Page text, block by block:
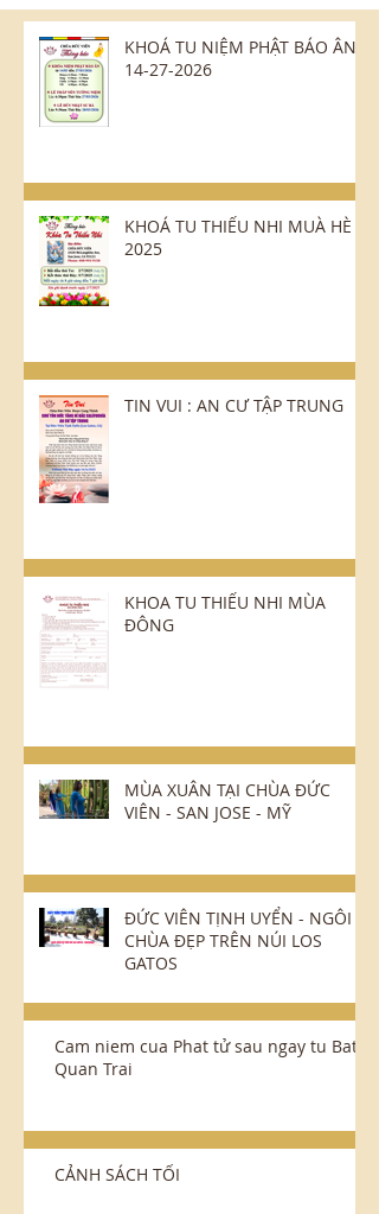
KHOÁ TU NIỆM PHẬT BÁO ÂN
14-27-2026
KHOÁ TU THIẾU NHI MUÀ HÈ :
2025
TIN VUI : AN CƯ TẬP TRUNG
KHOA TU THIẾU NHI MÙA
ĐÔNG
MÙA XUÂN TẠI CHÙA ĐỨC
VIÊN - SAN JOSE - MỸ
ĐỨC VIÊN TỊNH UYỂN - NGÔI
CHÙA ĐẸP TRÊN NÚI LOS
GATOS
Cam niem cua Phat tử sau ngay tu Bat
Quan Trai
CẢNH SÁCH TỐI